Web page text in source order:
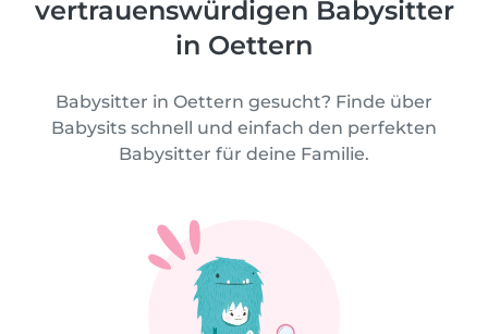
vertrauenswürdigen Babysitter
in Oettern
Babysitter in Oettern gesucht? Finde über
Babysits schnell und einfach den perfekten
Babysitter für deine Familie.